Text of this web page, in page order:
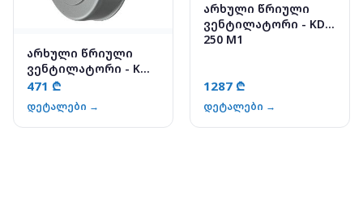
არხული წრიული
ვენტილატორი - K
160 XL SILEO
471 ₾
დეტალები →
არხული წრიული
ვენტილატორი - KD
250 M1
1287 ₾
დეტალები →